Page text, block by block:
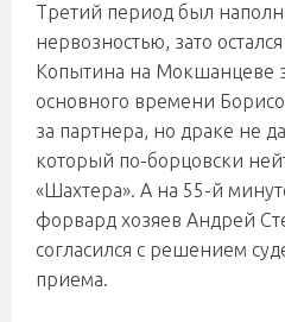
Третий период был
нервозностью, зато
Копытина на Мокшанцеве
основного времени
за партнера, но драке не
который по-борцовски
«Шахтера». А на 55-й
форвард хозяев Андрей
согласился с решением
приема.